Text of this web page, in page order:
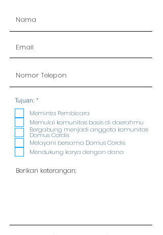
Tujuan: *
q
i
r
e
d
Meminta Pembicara
Memulai komunitas basis di daerahmu
Bergabung menjadi anggota komunitas
Domus Cordis
Melayani bersama Domus Cordis
Mendukung karya dengan dana